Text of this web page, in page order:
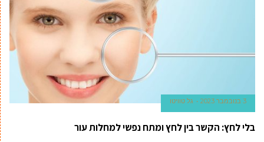
3 בנובמבר 2023 גל טוויטו
בלי לחץ: הקשר בין לחץ ומתח נפשי למחלות עור